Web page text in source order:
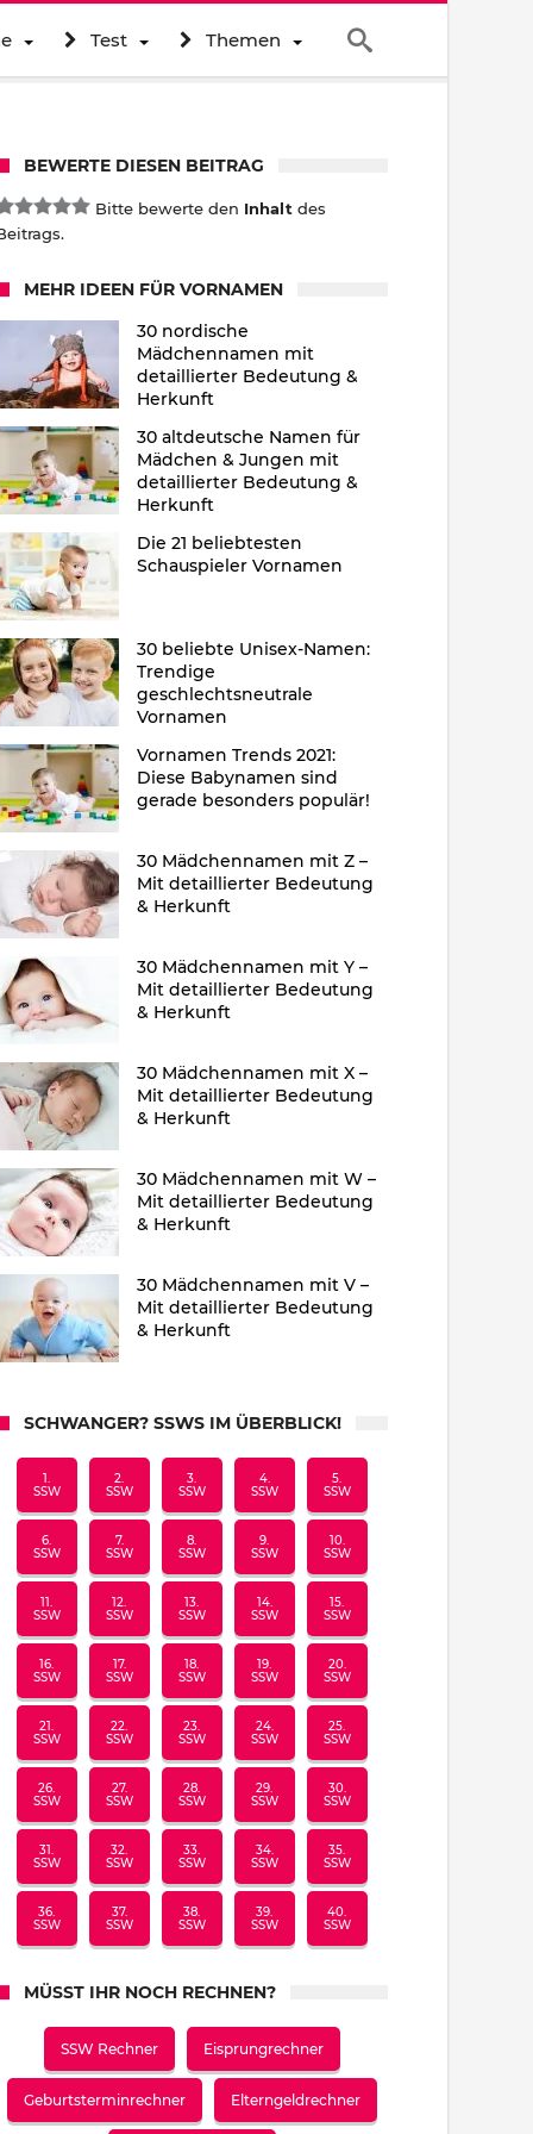
Test Themen
BEWERTE DIESEN BEITRAG
Bitte bewerte den Inhalt des
MEHR IDEEN FÜR VORNAMEN
30 nordische
Mädchennamen mit
detaillierter Bedeutung &
Herkunft
30 altdeutsche Namen für
Mädchen & Jungen mit
detaillierter Bedeutung &
Herkunft
Die 21 beliebtesten
Schauspieler Vornamen
30 beliebte Unisex-Namen:
Trendige
geschlechtsneutrale
Vornamen
Vornamen Trends 2021:
Diese Babynamen sind
gerade besonders populär!
30 Mädchennamen mit Z –
Mit detaillierter Bedeutung
& Herkunft
30 Mädchennamen mit Y –
Mit detaillierter Bedeutung
& Herkunft
30 Mädchennamen mit X –
Mit detaillierter Bedeutung
& Herkunft
30 Mädchennamen mit W –
Mit detaillierter Bedeutung
& Herkunft
30 Mädchennamen mit V –
Mit detaillierter Bedeutung
& Herkunft
SCHWANGER? SSWS IM ÜBERBLICK!
1.
SSW
2.
SSW
3.
SSW
4.
SSW
5.
SSW
6.
SSW
7.
SSW
8.
SSW
9.
SSW
10.
SSW
11.
SSW
12.
SSW
13.
SSW
14.
SSW
15.
SSW
16.
SSW
17.
SSW
18.
SSW
19.
SSW
20.
SSW
21.
SSW
22.
SSW
23.
SSW
24.
SSW
25.
SSW
26.
SSW
27.
SSW
28.
SSW
29.
SSW
30.
SSW
31.
SSW
32.
SSW
33.
SSW
34.
SSW
35.
SSW
36.
SSW
37.
SSW
38.
SSW
39.
SSW
40.
SSW
MÜSST IHR NOCH RECHNEN?
SSW Rechner Eisprungrechner
Geburtsterminrechner Elterngeldrechner